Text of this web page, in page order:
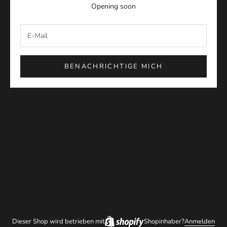
Opening soon
BENACHRICHTIGE MICH
Dieser Shop wird betrieben mit Shopinhaber?Anmelden